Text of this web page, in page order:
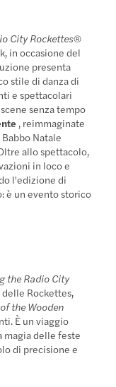
City Rockettes®
in occasione del
presenta
stile di danza di
e spettacolari
senza tempo
, reimmaginate
Natale
allo spettacolo,
in loco e
l'edizione di
è un evento storico
the Radio City
Rockettes,
the Wooden
È un viaggio
magia delle feste
di precisione e